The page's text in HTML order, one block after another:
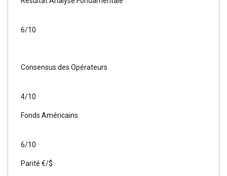
6/10
Consensus des Opérateurs
4/10
Fonds Américains
6/10
Parité €/$